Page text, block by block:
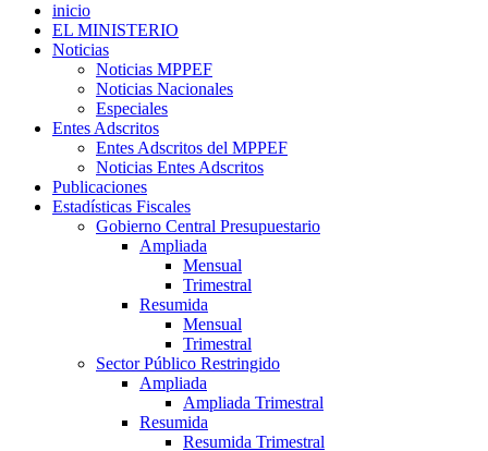
inicio
EL MINISTERIO
Noticias
Noticias MPPEF
Noticias Nacionales
Especiales
Entes Adscritos
Entes Adscritos del MPPEF
Noticias Entes Adscritos
Publicaciones
Estadísticas Fiscales
Gobierno Central Presupuestario
Ampliada
Mensual
Trimestral
Resumida
Mensual
Trimestral
Sector Público Restringido
Ampliada
Ampliada Trimestral
Resumida
Resumida Trimestral